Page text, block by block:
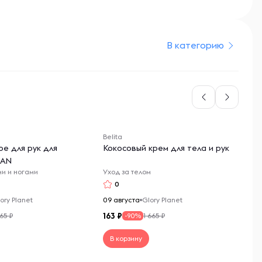
В категорию
для рук для
и ногами
Planet
₽
Belita
Кокосовый крем для тела и рук
Уход за телом
0
09 августа Glory Planet
163 -90% 1 665 ₽
В корзину